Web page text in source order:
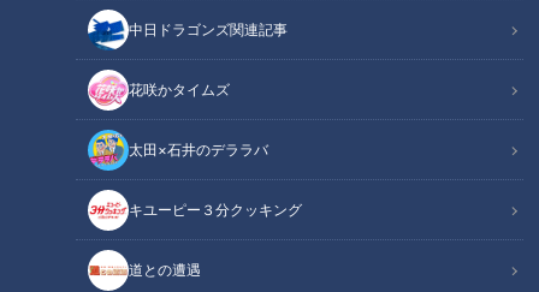
中日ドラゴンズ関連記事
花咲かタイムズ
太田×石井のデララバ
キユーピー３分クッキング
道との遭遇
幡地隆寛選手(C)CBCテレビ